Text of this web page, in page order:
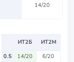
14/20
ИТ2Б
ИТ2М
0.5
14/20
6/20